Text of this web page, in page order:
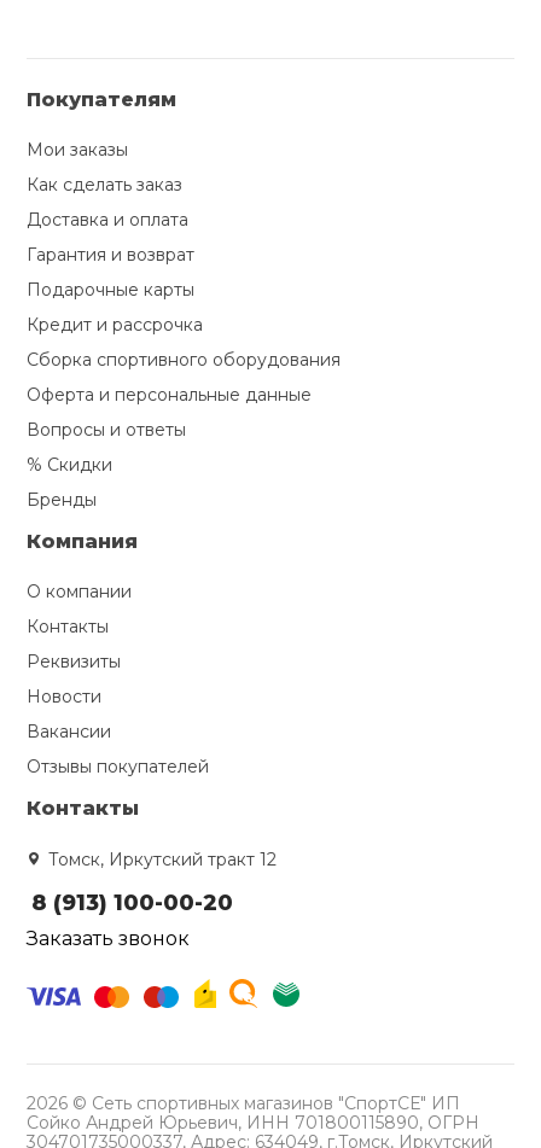
Покупателям
Мои заказы
Как сделать заказ
Доставка и оплата
Гарантия и возврат
Подарочные карты
Кредит и рассрочка
Сборка спортивного оборудования
Оферта и персональные данные
Вопросы и ответы
% Скидки
Бренды
Компания
О компании
Контакты
Реквизиты
Новости
Вакансии
Отзывы покупателей
Контакты
Томск, Иркутский тракт 12
8 (913) 100-00-20
Заказать звонок
2026 © Сеть спортивных магазинов "СпортСЕ" ИП
Сойко Андрей Юрьевич, ИНН 701800115890, ОГРН
304701735000337, Адрес: 634049, г.Томск, Иркутский